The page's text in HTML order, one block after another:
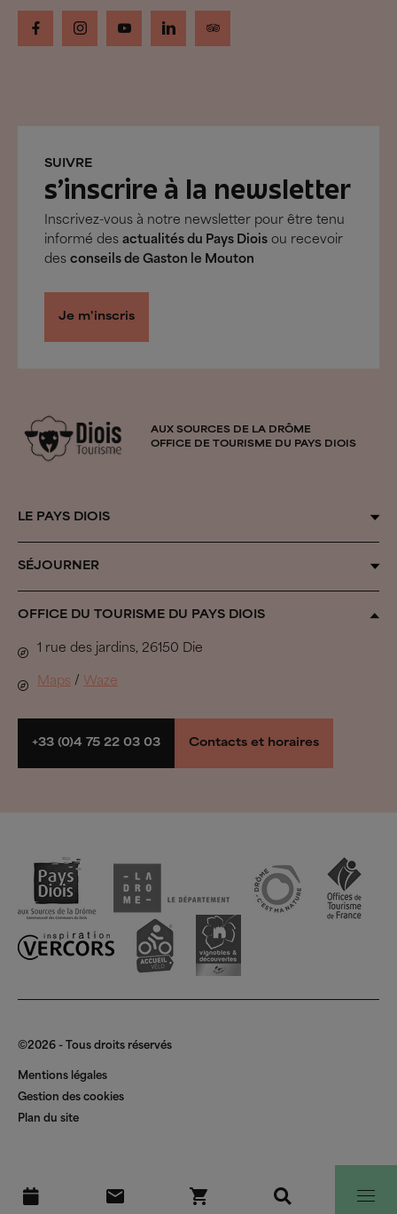
SUIVRE
s’inscrire à la newsletter
Inscrivez-vous à notre newsletter pour être tenu
informé des actualités du Pays Diois ou recevoir
des conseils de Gaston le Mouton
Je m'inscris
AUX SOURCES DE LA DRÔME
OFFICE DE TOURISME DU PAYS DIOIS
LE PAYS DIOIS
Qui sommes-nous ?
Au fil des saisons
Biovallée®
Pastoralisme
SÉJOURNER
Organiser son séjour
Tous les hébergements
Se défouler
Randonner et rouler
OFFICE DU TOURISME DU PAYS DIOIS
1 rue des jardins, 26150 Die
Maps / Waze
+33 (0)4 75 22 03 03 Contacts et horaires
©2026 - Tous droits réservés
Mentions légales
Gestion des cookies
Plan du site